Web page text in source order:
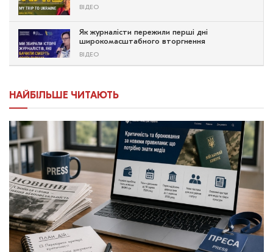
ВІДЕО
Як журналісти пережили перші дні
широкомасштабного вторгнення
ВІДЕО
НАЙБІЛЬШЕ ЧИТАЮТЬ